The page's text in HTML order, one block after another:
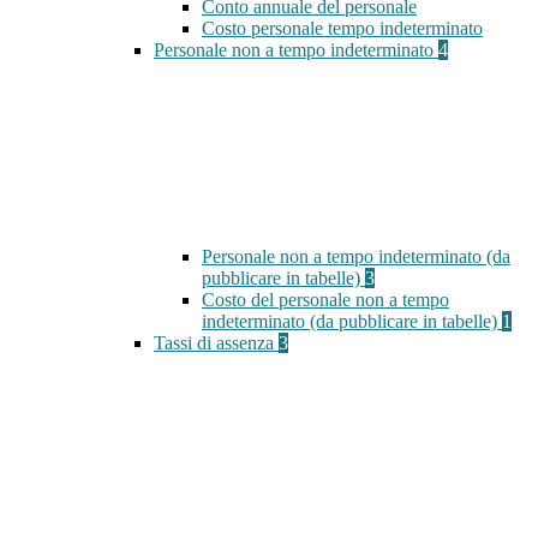
Conto annuale del personale
Costo personale tempo indeterminato
Personale non a tempo indeterminato 4
Personale non a tempo indeterminato (da
pubblicare in tabelle) 3
Costo del personale non a tempo
indeterminato (da pubblicare in tabelle) 1
Tassi di assenza 3